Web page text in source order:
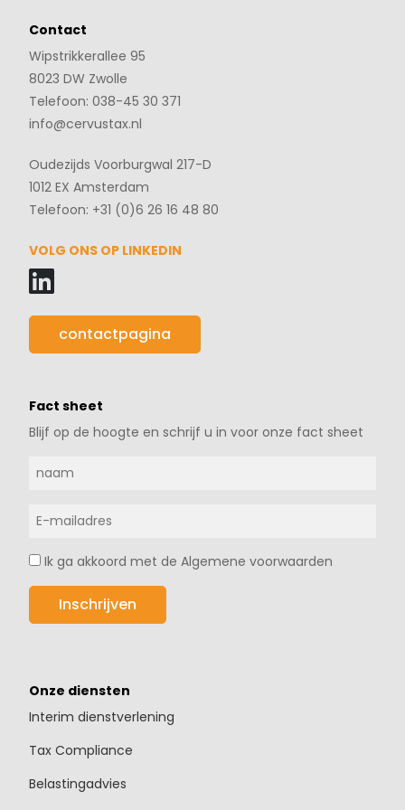
Contact
Wipstrikkerallee 95
8023 DW Zwolle
Telefoon: 038-45 30 371
info@cervustax.nl
Oudezijds Voorburgwal 217-D
1012 EX Amsterdam
Telefoon: +31 (0)6 26 16 48 80
VOLG ONS OP LINKEDIN
contactpagina
Fact sheet
Blijf op de hoogte en schrijf u in voor onze fact sheet
Ik ga akkoord met de Algemene voorwaarden
Onze diensten
Interim dienstverlening
Tax Compliance
Belastingadvies